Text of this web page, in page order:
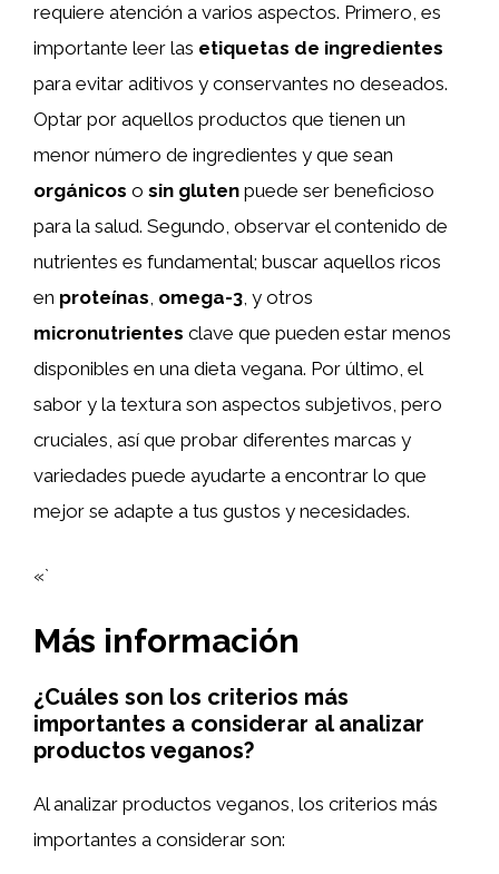
requiere atención a varios aspectos. Primero, es
importante leer las etiquetas de ingredientes
para evitar aditivos y conservantes no deseados.
Optar por aquellos productos que tienen un
menor número de ingredientes y que sean
orgánicos o sin gluten puede ser beneficioso
para la salud. Segundo, observar el contenido de
nutrientes es fundamental; buscar aquellos ricos
en proteínas, omega-3, y otros
micronutrientes clave que pueden estar menos
disponibles en una dieta vegana. Por último, el
sabor y la textura son aspectos subjetivos, pero
cruciales, así que probar diferentes marcas y
variedades puede ayudarte a encontrar lo que
mejor se adapte a tus gustos y necesidades.
«`
Más información
¿Cuáles son los criterios más
importantes a considerar al analizar
productos veganos?
Al analizar productos veganos, los criterios más
importantes a considerar son: